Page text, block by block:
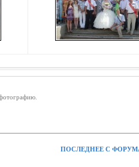
ПОСЛЕДНЕЕ С